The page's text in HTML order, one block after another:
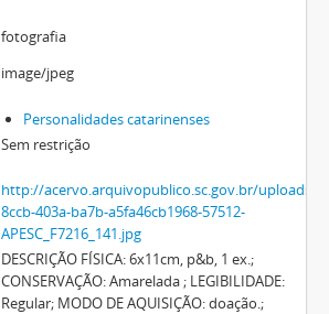
fotografia
image/jpeg
Personalidades catarinenses
Sem restrição
http://acervo.arquivopublico.sc.gov.br/uploads/r/
8ccb-403a-ba7b-a5fa46cb1968-57512-
APESC_F7216_141.jpg
DESCRIÇÃO FÍSICA: 6x11cm, p&b, 1 ex.;
CONSERVAÇÃO: Amarelada ; LEGIBILIDADE:
Regular; MODO DE AQUISIÇÃO: doação.;